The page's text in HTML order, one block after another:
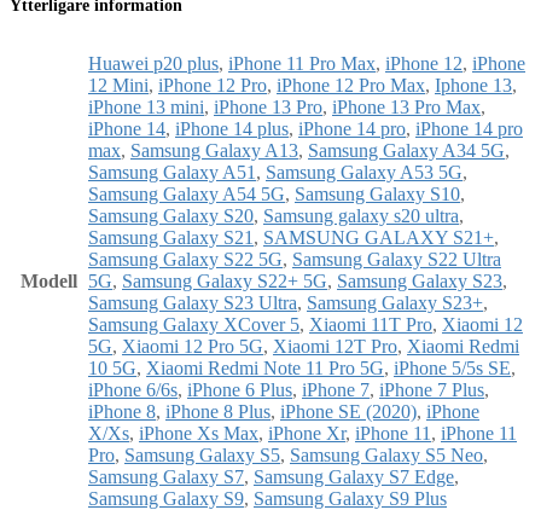
Ytterligare information
Modell
Huawei p20 plus, iPhone 11 Pro Max, iPhone 12, iPhone
12 Mini, iPhone 12 Pro, iPhone 12 Pro Max, Iphone 13,
iPhone 13 mini, iPhone 13 Pro, iPhone 13 Pro Max,
iPhone 14, iPhone 14 plus, iPhone 14 pro, iPhone 14 pro
max, Samsung Galaxy A13, Samsung Galaxy A34 5G,
Samsung Galaxy A51 , Samsung Galaxy A53 5G,
Samsung Galaxy A54 5G, Samsung Galaxy S10,
Samsung Galaxy S20, Samsung galaxy s20 ultra,
Samsung Galaxy S21 , SAMSUNG GALAXY S21+,
Samsung Galaxy S22 5G, Samsung Galaxy S22 Ultra
5G, Samsung Galaxy S22+ 5G, Samsung Galaxy S23,
Samsung Galaxy S23 Ultra, Samsung Galaxy S23+,
Samsung Galaxy XCover 5, Xiaomi 11T Pro, Xiaomi 12
5G, Xiaomi 12 Pro 5G, Xiaomi 12T Pro, Xiaomi Redmi
10 5G, Xiaomi Redmi Note 11 Pro 5G, iPhone 5/5s SE,
iPhone 6/6s, iPhone 6 Plus, iPhone 7, iPhone 7 Plus,
iPhone 8, iPhone 8 Plus, iPhone SE (2020), iPhone
X/Xs, iPhone Xs Max, iPhone Xr, iPhone 11 , iPhone 11
Pro, Samsung Galaxy S5, Samsung Galaxy S5 Neo,
Samsung Galaxy S7, Samsung Galaxy S7 Edge,
Samsung Galaxy S9, Samsung Galaxy S9 Plus